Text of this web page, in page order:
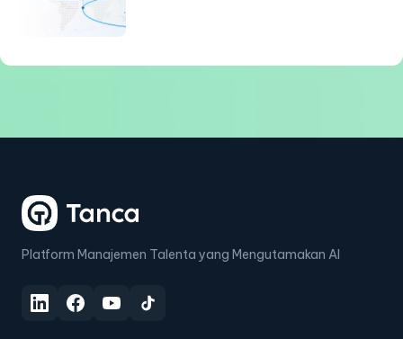
Platform Manajemen Talenta yang Mengutamakan AI